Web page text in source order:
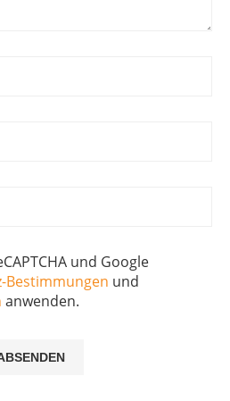
und Google
Bestimmungen und
anwenden.